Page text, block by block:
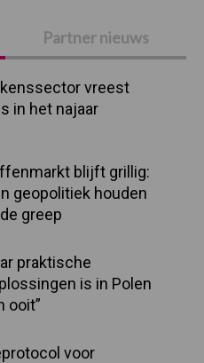
Partner nieuws
vreest
in het najaar
blijft grillig:
geopolitiek houden
greep
praktische
is in Polen
ooit”
voor